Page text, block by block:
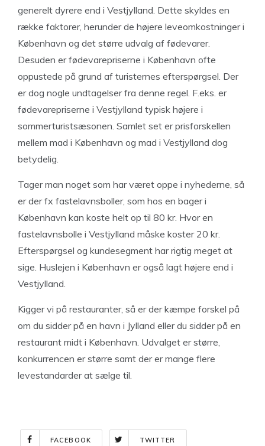
generelt dyrere end i Vestjylland. Dette skyldes en
række faktorer, herunder de højere leveomkostninger i
København og det større udvalg af fødevarer.
Desuden er fødevarepriserne i København ofte
oppustede på grund af turisternes efterspørgsel. Der
er dog nogle undtagelser fra denne regel. F.eks. er
fødevarepriserne i Vestjylland typisk højere i
sommerturistsæsonen. Samlet set er prisforskellen
mellem mad i København og mad i Vestjylland dog
betydelig.
Tager man noget som har været oppe i nyhederne, så
er der fx fastelavnsboller, som hos en bager i
København kan koste helt op til 80 kr. Hvor en
fastelavnsbolle i Vestjylland måske koster 20 kr.
Efterspørgsel og kundesegment har rigtig meget at
sige. Huslejen i København er også lagt højere end i
Vestjylland.
Kigger vi på restauranter, så er der kæmpe forskel på
om du sidder på en havn i Jylland eller du sidder på en
restaurant midt i København. Udvalget er større,
konkurrencen er større samt der er mange flere
levestandarder at sælge til.
FACEBOOK TWITTER